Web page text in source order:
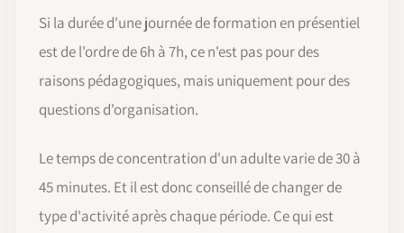
Si la durée d'une journée de formation en présentiel
est de l'ordre de 6h à 7h, ce n'est pas pour des
raisons pédagogiques, mais uniquement pour des
questions d'organisation.
Le temps de concentration d'un adulte varie de 30 à
45 minutes. Et il est donc conseillé de changer de
type d'activité après chaque période. Ce qui est